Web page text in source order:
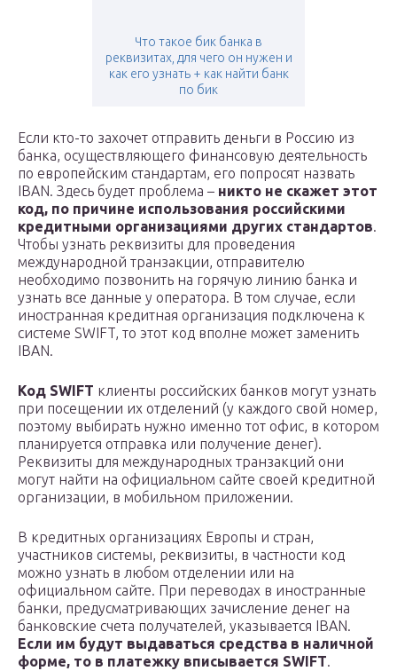
Что такое бик банка в
реквизитах, для чего он нужен и
как его узнать + как найти банк
по бик
Если кто-то захочет отправить деньги в Россию из
банка, осуществляющего финансовую деятельность
по европейским стандартам, его попросят назвать
IBAN. Здесь будет проблема – никто не скажет этот
код, по причине использования российскими
кредитными организациями других стандартов.
Чтобы узнать реквизиты для проведения
международной транзакции, отправителю
необходимо позвонить на горячую линию банка и
узнать все данные у оператора. В том случае, если
иностранная кредитная организация подключена к
системе SWIFT, то этот код вполне может заменить
IBAN.
Код SWIFT клиенты российских банков могут узнать
при посещении их отделений (у каждого свой номер,
поэтому выбирать нужно именно тот офис, в котором
планируется отправка или получение денег).
Реквизиты для международных транзакций они
могут найти на официальном сайте своей кредитной
организации, в мобильном приложении.
В кредитных организациях Европы и стран,
участников системы, реквизиты, в частности код
можно узнать в любом отделении или на
официальном сайте. При переводах в иностранные
банки, предусматривающих зачисление денег на
банковские счета получателей, указывается IBAN.
Если им будут выдаваться средства в наличной
форме, то в платежку вписывается SWIFT.